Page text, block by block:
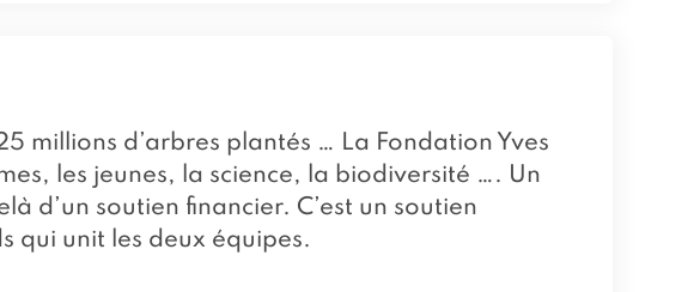
millions d’arbres plantés … La Fondation Yves
les jeunes, la science, la biodiversité …. Un
d’un soutien financier. C’est un soutien
qui unit les deux équipes.